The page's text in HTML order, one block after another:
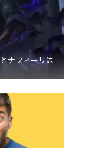
ナフィーリは